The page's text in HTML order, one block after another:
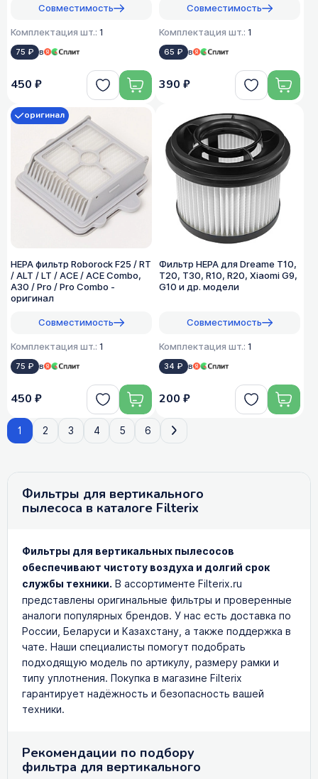
Совместимость
Комплектация шт.: 1
75 ₽ в
450 ₽
Совместимость
Комплектация шт.: 1
65 ₽ в
390 ₽
HEPA фильтр Roborock F25 / RT
/ ALT / LT / ACE / ACE Combo,
A30 / Pro / Pro Combo -
оригинал
Совместимость
Комплектация шт.: 1
75 ₽ в
оригинал
450 ₽
Фильтр HEPA для Dreame T10,
T20, T30, R10, R20, Xiaomi G9,
G10 и др. модели
Совместимость
Комплектация шт.: 1
34 ₽ в
200 ₽
1 2 3 4 5 6
Фильтры для вертикального
пылесоса в каталоге Filterix
Фильтры для вертикальных пылесосов
обеспечивают чистоту воздуха и долгий срок
службы техники. В ассортименте Filterix.ru
представлены оригинальные фильтры и проверенные
аналоги популярных брендов. У нас есть доставка по
России, Беларуси и Казахстану, а также поддержка в
чате. Наши специалисты помогут подобрать
подходящую модель по артикулу, размеру рамки и
типу уплотнения. Покупка в магазине Filterix
гарантирует надёжность и безопасность вашей
техники.
Рекомендации по подбору
фильтра для вертикального